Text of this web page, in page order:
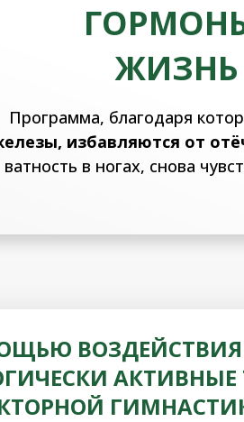
ЖИЗНЬ
Программа, благодаря
избавляются от
ватность в ногах, снова
АКТИВНЫЕ